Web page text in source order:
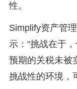
性。
Simplify资产管
示：“挑战在于
预期的关税未被
挑战性的环境，